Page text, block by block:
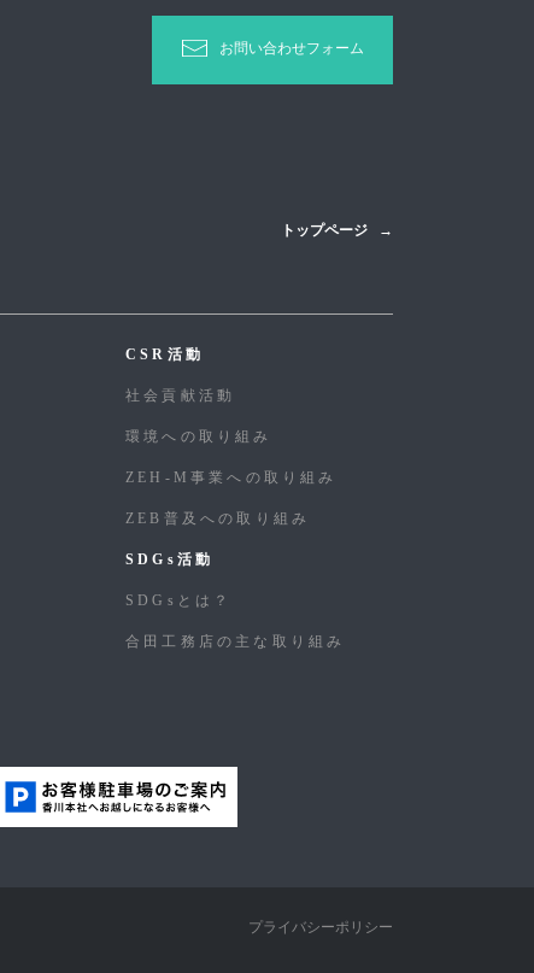
お問い合わせフォーム
トップページ
CSR活動
社会貢献活動
環境への取り組み
ZEH-M事業への取り組み
ZEB普及への取り組み
SDGs活動
SDGsとは？
合⽥⼯務店の主な取り組み
プライバシーポリシー